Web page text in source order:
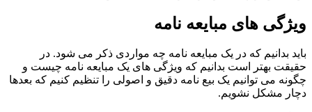
ویژگی های مبایعه نامه
باید بدانیم که در یک مبایعه نامه چه مواردی ذکر می شود. در
حقیقت بهتر است بدانیم که ویژگی های یک مبایعه نامه چیست و
چگونه می توانیم یک بیع نامه دقیق و اصولی را تنظیم کنیم که بعدها
دچار مشکل نشویم.